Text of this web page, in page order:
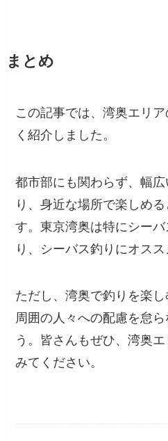
まとめ
この記事では、湾奥エリ
く紹介しました。
都市部にも関わらず、幅
り、身近な場所で楽しめ
す。東京湾奥は特にシー
り、シーバス釣りにオスス
ただし、湾奥で釣りを楽
周囲の人々への配慮を怠
う。皆さんもぜひ、湾奥
みてください。